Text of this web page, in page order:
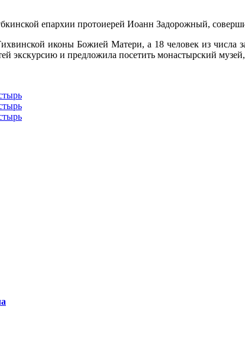
епархии протоиерей Иоанн Задорожный,
иконы Божией Матери, а 18 человек из
экскурсию и предложила посетить монастырский